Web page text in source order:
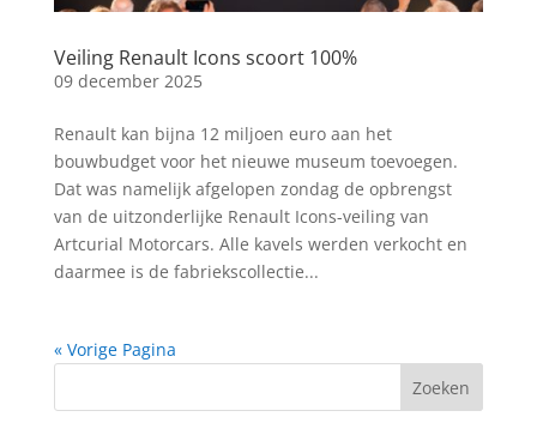
Veiling Renault Icons scoort 100%
09 december 2025
Renault kan bijna 12 miljoen euro aan het
bouwbudget voor het nieuwe museum toevoegen.
Dat was namelijk afgelopen zondag de opbrengst
van de uitzonderlijke Renault Icons-veiling van
Artcurial Motorcars. Alle kavels werden verkocht en
daarmee is de fabriekscollectie...
« Vorige Pagina